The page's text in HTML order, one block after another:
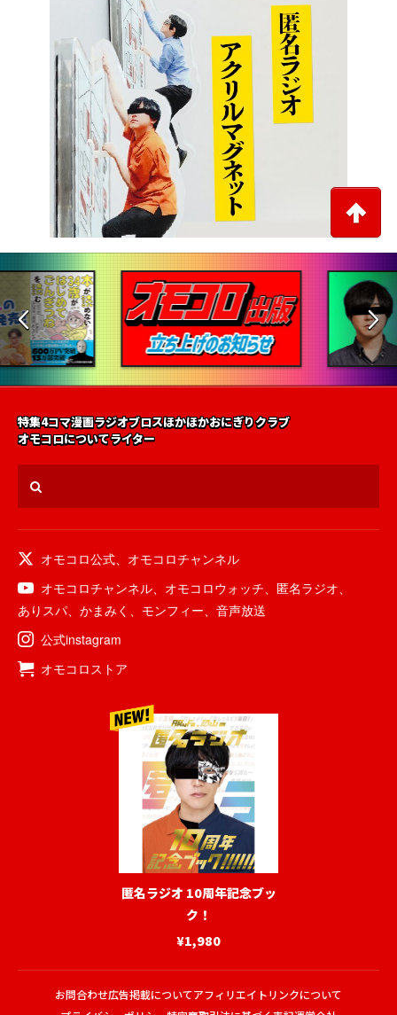
特集4コマ漫画ラジオブロスほかほかおにぎりクラブ
オモコロについてライター
オモコロ公式
オモコロチャンネル
オモコロチャンネル
オモコロウォッチ 匿名ラジオ
ありスパ
かまみく モンフィー
音声放送
公式instagram
オモコロストア
匿名ラジオ 10周年記念ブッ
ク！
¥1,980
お問合わせ広告掲載についてアフィリエイトリンクについて